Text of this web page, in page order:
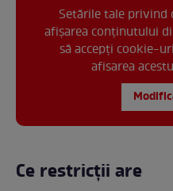
Setările tale
afișarea conținutului
să accepți cookie-
afisarea
Ce restricții are